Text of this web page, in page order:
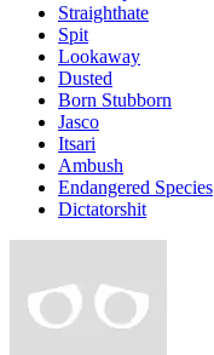
Straighthate
Spit
Lookaway
Dusted
Born Stubborn
Jasco
Itsari
Ambush
Endangered Species
Dictatorshit